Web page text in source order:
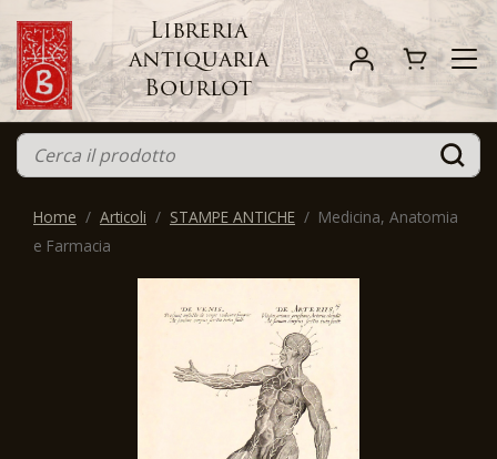
Libreria
antiquaria
Bourlot
Home Articoli STAMPE ANTICHE
Medicina, Anatomia
e Farmacia